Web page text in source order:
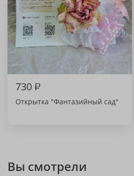
730₽
Открытка "Фантазийный сад"
Вы смотрели